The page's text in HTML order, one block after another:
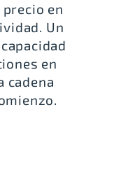
en
Un
en
cadena